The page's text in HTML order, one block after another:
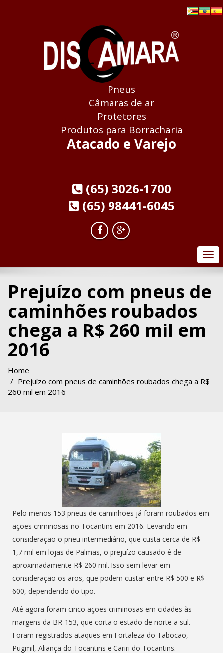
Pneus
Câmaras de ar
Protetores
Produtos para Borracharia
Atacado e Varejo
(65) 3026-1700
(65) 98441-6045
Prejuízo com pneus de
caminhões roubados
chega a R$ 260 mil em
2016
Home
Prejuízo com pneus de caminhões roubados chega a R$
260 mil em 2016
Pelo menos 153 pneus de caminhões já foram roubados em
ações criminosas no Tocantins em 2016. Levando em
consideração o pneu intermediário, que custa cerca de R$
1,7 mil em lojas de Palmas, o prejuízo causado é de
aproximadamente R$ 260 mil. Isso sem levar em
consideração os aros, que podem custar entre R$ 500 e R$
600, dependendo do tipo.
Até agora foram cinco ações criminosas em cidades às
margens da BR-153, que corta o estado de norte a sul.
Foram registrados ataques em Fortaleza do Tabocão,
Pugmil, Aliança do Tocantins e Cariri do Tocantins.